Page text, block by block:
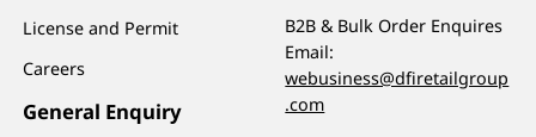
License and Permit
Careers
General Enquiry
B2B & Bulk Order Enquires
Email:
webusiness@dfiretailgroup
.com